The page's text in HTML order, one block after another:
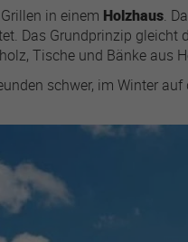
in einem Holzhaus.
Das Grundprinzip
Tische und Bänke aus
schwer, im Winter